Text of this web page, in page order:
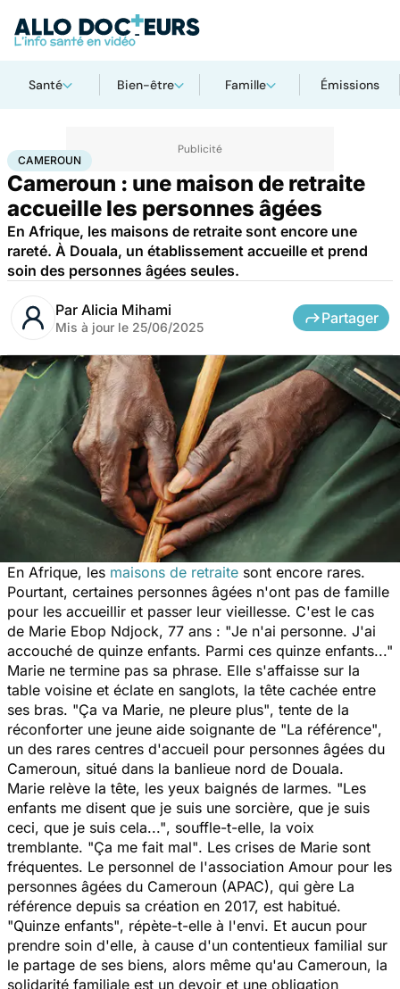
Santé Bien-être Famille Émissions
AccueilSanté Société
CAMEROUN
Cameroun : une maison de retraite
accueille les personnes âgées
En Afrique, les maisons de retraite sont encore une
rareté. À Douala, un établissement accueille et prend
soin des personnes âgées seules.
Par Alicia Mihami
Mis à jour le 25/06/2025
Partager
En Afrique, les maisons de retraite sont encore rares.
Pourtant, certaines personnes âgées n'ont pas de famille
pour les accueillir et passer leur vieillesse. C'est le cas
de Marie Ebop Ndjock, 77 ans : "Je n'ai personne. J'ai
accouché de quinze enfants. Parmi ces quinze enfants..."
Marie ne termine pas sa phrase. Elle s'affaisse sur la
table voisine et éclate en sanglots, la tête cachée entre
ses bras. "Ça va Marie, ne pleure plus", tente de la
réconforter une jeune aide soignante de "La référence",
un des rares centres d'accueil pour personnes âgées du
Cameroun, situé dans la banlieue nord de Douala.
Marie relève la tête, les yeux baignés de larmes. "Les
enfants me disent que je suis une sorcière, que je suis
ceci, que je suis cela...", souffle-t-elle, la voix
tremblante. "Ça me fait mal". Les crises de Marie sont
fréquentes. Le personnel de l'association Amour pour les
personnes âgées du Cameroun (APAC), qui gère La
référence depuis sa création en 2017, est habitué.
"Quinze enfants", répète-t-elle à l'envi. Et aucun pour
prendre soin d'elle, à cause d'un contentieux familial sur
le partage de ses biens, alors même qu'au Cameroun, la
solidarité familiale est un devoir et une obligation